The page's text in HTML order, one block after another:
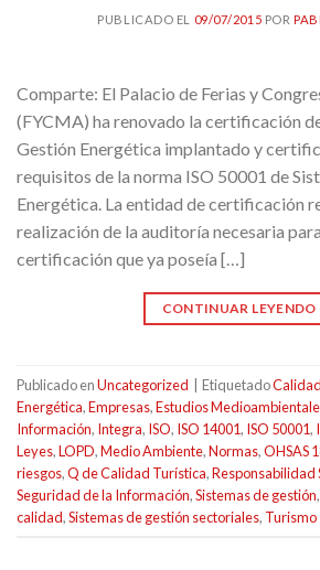
PUBLICADO EL 09/07/2015 POR
Comparte: El Palacio de Ferias y
(FYCMA) ha renovado la certificación
Gestión Energética implantado y
requisitos de la norma ISO 50001 de
Energética. La entidad de certificación
realización de la auditoría necesaria
certificación que ya poseía […]
CONTINUAR LEYENDO
Publicado enUncategorized EtiquetadoCalidad
Energética,Empresas,Estudios
Información, Integra, ISO, ISO 14001, ISO 50001,
Leyes,LOPD,Medio Ambiente,Normas,OHSAS
riesgos,Q de Calidad Turística,Responsabilidad
Seguridad de la Información,Sistemas de gestión,
calidad,Sistemas de gestión sectoriales, Turismo